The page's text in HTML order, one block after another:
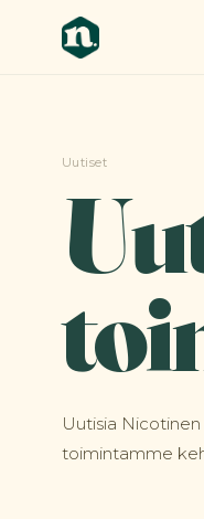
Uutiset
Uutisia
toimintamme